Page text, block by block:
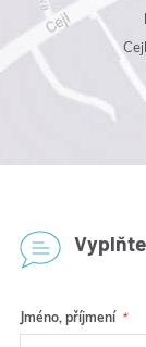
Jméno, příjmení